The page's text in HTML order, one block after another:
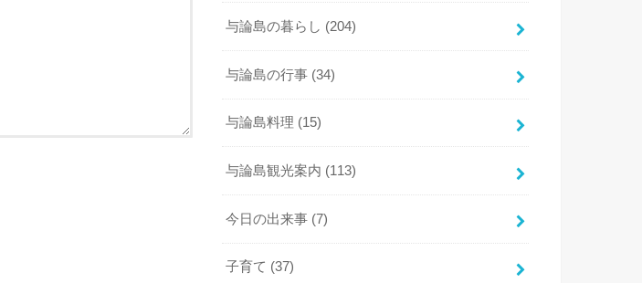
与論島の暮らし (204)
与論島の行事 (34)
与論島料理 (15)
与論島観光案内 (113)
今日の出来事 (7)
子育て (37)